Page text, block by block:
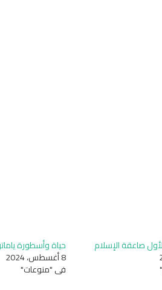
صاعقة الإسلام حياة وأسطورة
8 أغسطس، 2024
في "منوعات"